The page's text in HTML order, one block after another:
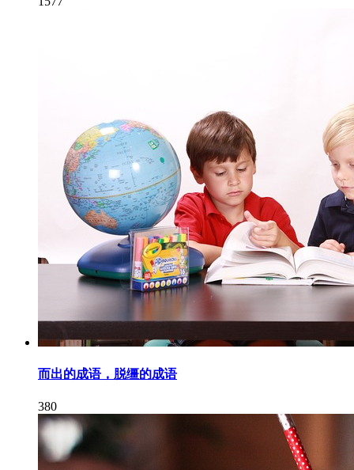
而出的成语，脱缰的成语
380